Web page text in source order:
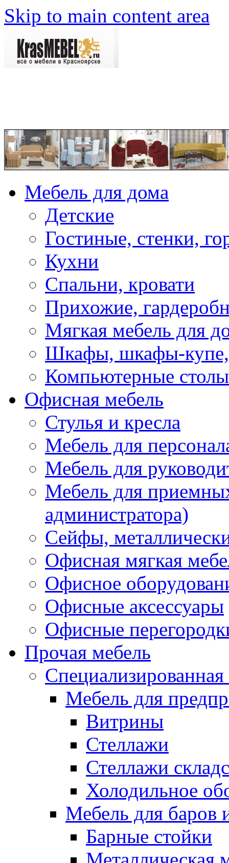
Skip to main content area
Мебель для дома
Детские
Гостиные, стенки,
Кухни
Спальни, кровати
Прихожие,
Мягкая мебель для
Шкафы, шкафы-купе,
Компьютерные столы
Офисная мебель
Стулья и кресла
Мебель для
Мебель для
Мебель для
администратора)
Сейфы,
Офисная мягкая
Офисное
Офисные аксессуары
Офисные
Прочая мебель
Специализированная
Мебель для
Витрины
Стеллажи
Стеллажи
Холодильное
Мебель для баров
Барные стойки